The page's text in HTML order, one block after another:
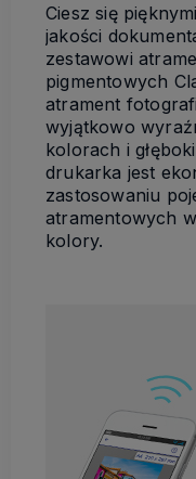
Ciesz się
jakości
zestawowi
pigmentowych
atrament
wyjątkowo
kolorach i
drukarka jest
zastosowaniu
atramentowych
kolory.